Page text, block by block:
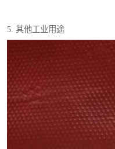
5. 其他工业用途